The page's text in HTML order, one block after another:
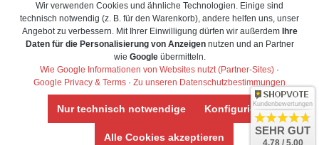
Daten­schutz­erklärung
Widerrufs­recht /Widerrufs­formular
AGB & Info
Impressum
Umwelt und Entsorgung
Wir verwenden Cookies und ähnliche Technologien. Einige sind
technisch notwendig (z. B. für den Warenkorb), andere helfen uns, unser
Angebot zu verbessern. Mit Ihrer Einwilligung dürfen wir außerdem Ihre
Daten für die Personalisierung von Anzeigennutzen und an Partner
wie Googleübermitteln.
Wie Google Informationen von Websites nutzt (Partner-Sites) ·
Google Privacy & Terms · Zu unseren Datenschutzbestimmungen
Nur technisch notwendige Konfigurieren
Alle Cookies akzeptieren
Kundenbewertungen
SEHR GUT
4.78 / 5.00